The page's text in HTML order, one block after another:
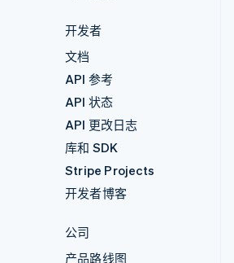
开发者
文档
API 参考
API 状态
API 更改日志
库和 SDK
Stripe Projects
开发者博客
公司
产品路线图